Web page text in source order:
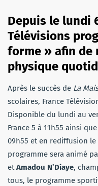
Depuis le lundi
Télévisions
forme » afin de
physique
Après le succès de La
scolaires, France
Disponible du lundi au
France 5 à 11h55 ainsi
09h55 et en rediffusion le
programme sera animé
etAmadou N’Diaye,
tous, le programme